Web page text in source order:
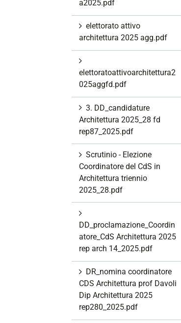
a2025.pdf
elettorato attivo
architettura 2025 agg.pdf
elettoratoattivoarchitettura2
025aggfd.pdf
3. DD_candidature
Architettura 2025_28 fd
rep87_2025.pdf
Scrutinio - Elezione
Coordinatore del CdS in
Architettura triennio
2025_28.pdf
DD_proclamazione_Coordin
atore_CdS Architettura 2025
rep arch 14_2025.pdf
DR_nomina coordinatore
CDS Architettura prof Davoli
Dip Architettura 2025
rep280_2025.pdf